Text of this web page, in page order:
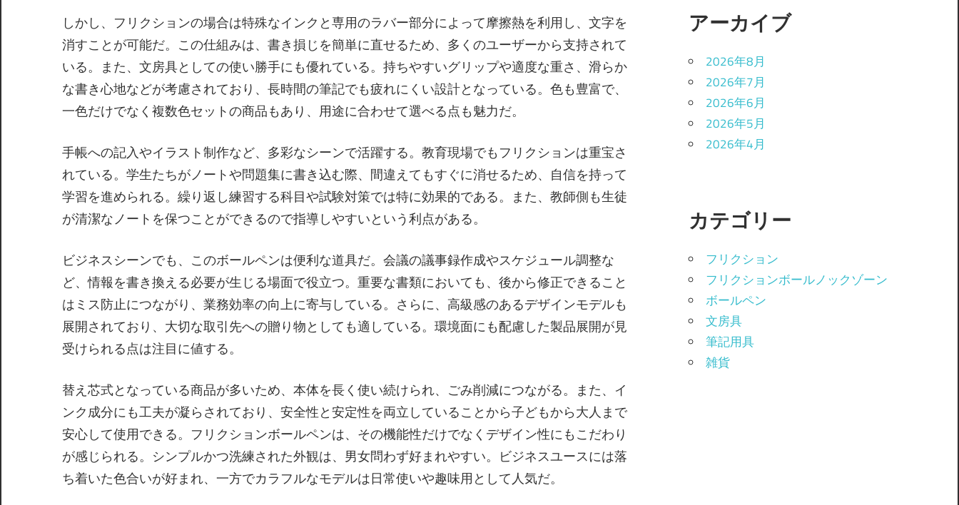
しかし、フリクションの場合は特殊なインクと専用のラバー部分によって摩擦熱を利用し、文字を
消すことが可能だ。この仕組みは、書き損じを簡単に直せるため、多くのユーザーから支持されて
いる。また、文房具としての使い勝手にも優れている。持ちやすいグリップや適度な重さ、滑らか
な書き心地などが考慮されており、長時間の筆記でも疲れにくい設計となっている。色も豊富で、
一色だけでなく複数色セットの商品もあり、用途に合わせて選べる点も魅力だ。
手帳への記入やイラスト制作など、多彩なシーンで活躍する。教育現場でもフリクションは重宝さ
れている。学生たちがノートや問題集に書き込む際、間違えてもすぐに消せるため、自信を持って
学習を進められる。繰り返し練習する科目や試験対策では特に効果的である。また、教師側も生徒
が清潔なノートを保つことができるので指導しやすいという利点がある。
ビジネスシーンでも、このボールペンは便利な道具だ。会議の議事録作成やスケジュール調整な
ど、情報を書き換える必要が生じる場面で役立つ。重要な書類においても、後から修正できること
はミス防止につながり、業務効率の向上に寄与している。さらに、高級感のあるデザインモデルも
展開されており、大切な取引先への贈り物としても適している。環境面にも配慮した製品展開が見
受けられる点は注目に値する。
替え芯式となっている商品が多いため、本体を長く使い続けられ、ごみ削減につながる。また、イ
ンク成分にも工夫が凝らされており、安全性と安定性を両立していることから子どもから大人まで
安心して使用できる。フリクションボールペンは、その機能性だけでなくデザイン性にもこだわり
が感じられる。シンプルかつ洗練された外観は、男女問わず好まれやすい。ビジネスユースには落
ち着いた色合いが好まれ、一方でカラフルなモデルは日常使いや趣味用として人気だ。
アーカイブ
2026年8月
2026年7月
2026年6月
2026年5月
2026年4月
カテゴリー
フリクション
フリクションボールノックゾーン
ボールペン
文房具
筆記用具
雑貨